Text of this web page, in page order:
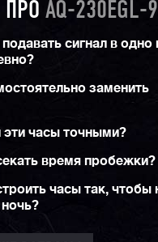
ПРО AQ-230EGL-
сигнал в одно
заменить
эти часы точными?
время пробежки?
часы так, чтобы
ночь?